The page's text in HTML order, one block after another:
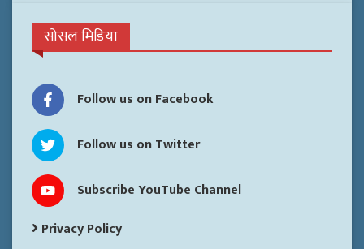
सोसल मिडिया
Follow us on Facebook
Follow us on Twitter
Subscribe YouTube Channel
Privacy Policy